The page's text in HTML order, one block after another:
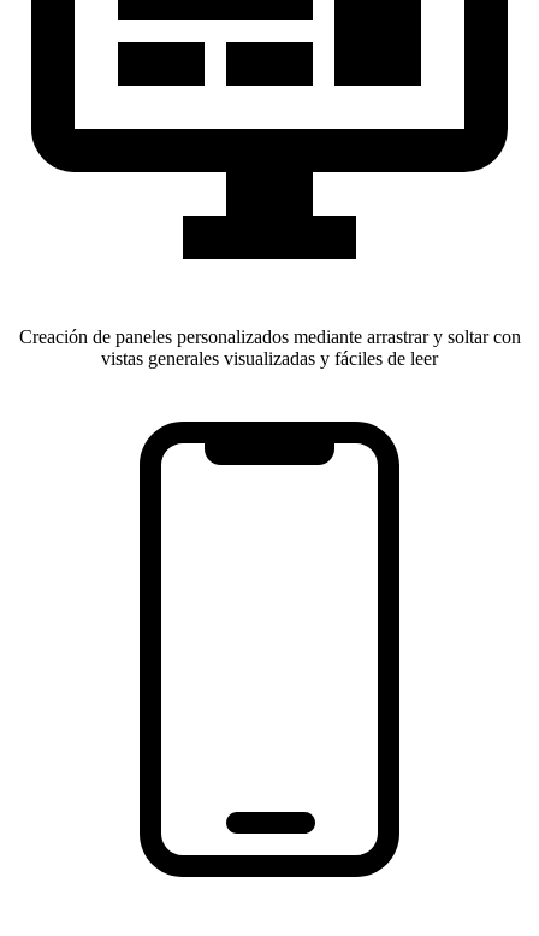
Creación de paneles personalizados mediante arrastrar y soltar con
vistas generales visualizadas y fáciles de leer